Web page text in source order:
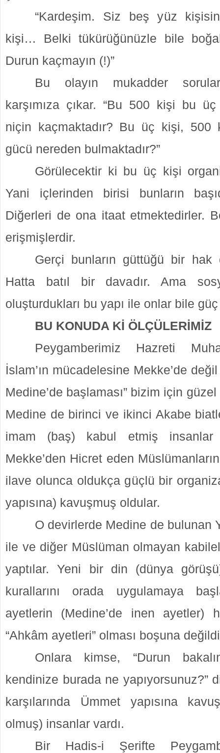
“Kardeşim. Siz beş yüz
kişi… Belki tükürüğünüzle bile
Durun kaçmayın (!)”
Bu olayın mukadder
karşımıza çıkar. “Bu 500 kişi bu üç
niçin kaçmaktadır? Bu üç kişi, 500
gücü nereden bulmaktadır?”
Görülecektir ki bu üç kişi
Yani içlerinden birisi bunların
Diğerleri de ona itaat etmektedirler.
erişmişlerdir.
Gerçi bunların güttüğü bir hak
Hatta batıl bir davadır. Ama
oluşturdukları bu yapı ile onlar bile güç
BU KONUDA Kİ ÖLÇÜLERİMİZ
Peygamberimiz Hazreti
İslam’ın mücadelesine Mekke’de
Medine’de başlaması” bizim için
Medine de birinci ve ikinci Akabe
imam (baş) kabul etmiş insanlar
Mekke’den Hicret eden
ilave olunca oldukça güçlü bir
yapısına) kavuşmuş oldular.
O devirlerde Medine de bulunan
ile ve diğer Müslüman olmayan
yaptılar. Yeni bir din (dünya
kurallarını orada uygulamaya
ayetlerin (Medine’de inen ayetler)
“Ahkâm ayetleri” olması boşuna
Onlara kimse, “Durun
kendinize burada ne yapıyorsunuz?”
karşılarında Ümmet yapısına
olmuş) insanlar vardı.
Bir Hadis-i Şerifte